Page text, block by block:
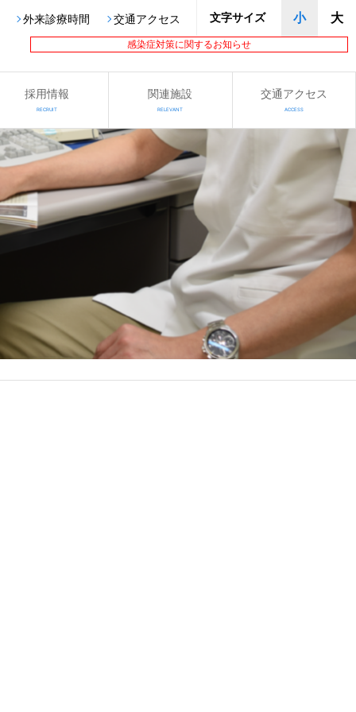
感染症対策に関するお知らせ
外来診療時間 交通アクセス 文字サイズ 小 大
採用情報
RECRUIT
関連施設
RELEVANT
交通アクセス
ACCESS